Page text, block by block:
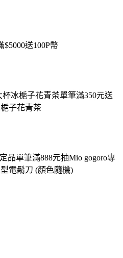
$5000送100P幣
冰梔子花青茶單筆滿350元送
子花青茶
品單筆滿888元抽Mio gogoro專
電鬍刀 (顏色隨機)